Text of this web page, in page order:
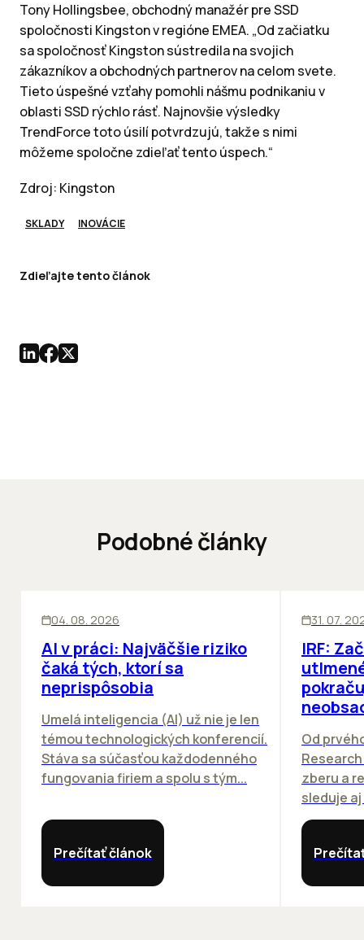
Tony Hollingsbee, obchodný manažér pre SSD
spoločnosti Kingston v regióne EMEA. „Od začiatku
sa spoločnosť Kingston sústredila na svojich
zákazníkov a obchodných partnerov na celom svete.
Tieto úspešné vzťahy pomohli nášmu podnikaniu v
oblasti SSD rýchlo rásť. Najnovšie výsledky
TrendForce toto úsilí potvrdzujú, takže s nimi
môžeme spoločne zdieľať tento úspech.“
Zdroj: Kingston
SKLADY INOVÁCIE
Zdieľajte tento článok
Podobné články
04. 08. 2026
AI v práci: Najväčšie riziko
čaká tých, ktorí sa
neprispôsobia
Umelá inteligencia (AI) už nie je len
témou technologických konferencií.
Stáva sa súčasťou každodenného
fungovania firiem a spolu s tým...
Prečítať článok
31. 07.
IRF:
Od
zberu a
sleduje